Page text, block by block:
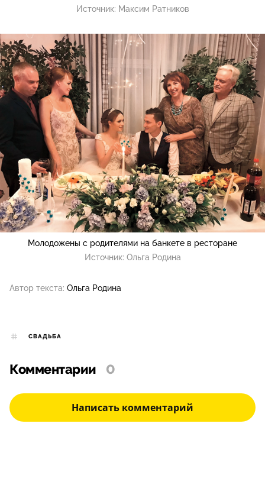
Источник: Максим Ратников
Молодожены с родителями на банкете в ресторане
Источник: Ольга Родина
Автор текста: Ольга Родина
СВАДЬБА
Комментарии 0
Написать комментарий